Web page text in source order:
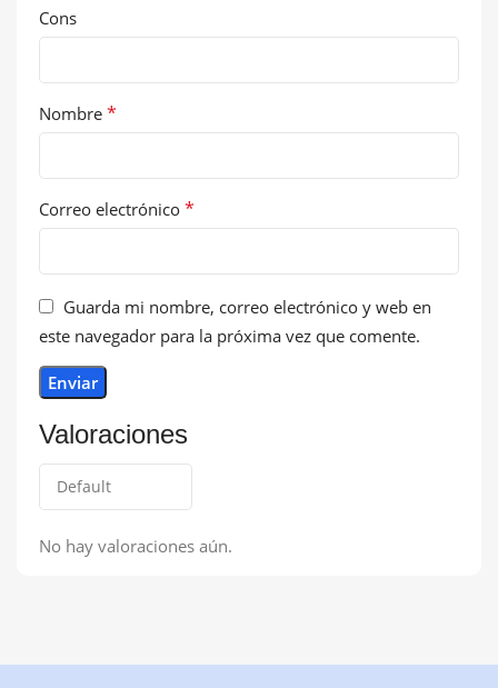
Valoraciones
No hay valoraciones aún.
Cons
Nombre *
Correo electrónico *
Guarda mi nombre, correo electrónico y web en
este navegador para la próxima vez que comente.